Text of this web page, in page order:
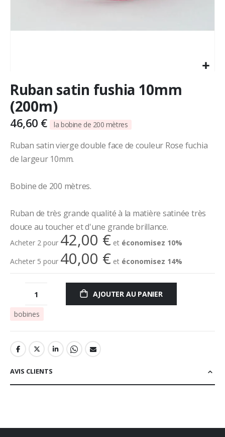
to
the
beginning
of
the
gallery
Ruban satin fushia 10mm
(200m)
46,60 € la bobine de 200 mètres
Ruban satin vierge double face de couleur Rose fuchia
de largeur 10mm.
Bobine de 200 mètres.
Ruban de très grande qualité à la matière satinée très
douce au toucher et d'une grande brillance.
Acheter 2 pour 42,00 € et économisez 10%
Acheter 5 pour 40,00 € et économisez 14%
bobines
AJOUTER AU PANIER
AVIS CLIENTS